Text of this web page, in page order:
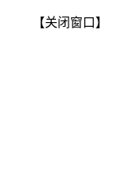
【关闭窗口】